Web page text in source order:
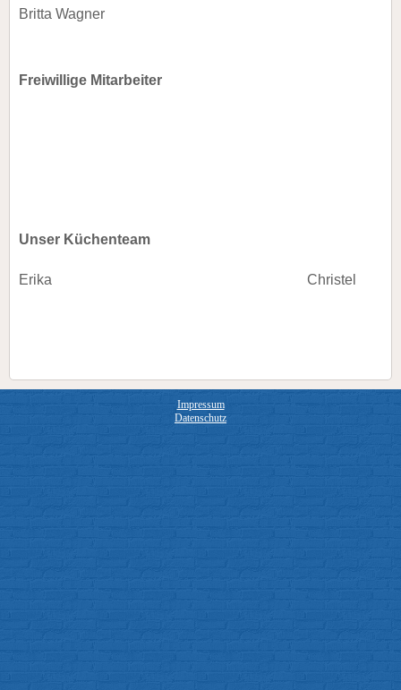
Britta Wagner
Freiwillige Mitarbeiter
Unser Küchenteam
Erika Christel
Impressum
Datenschutz